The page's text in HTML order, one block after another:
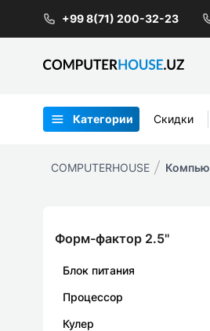
+99 8(71) 200-32-23
Категории Скидки
COMPUTERHOUSE
Форм-фактор 2.5''
Блок питания
Процессор
Кулер